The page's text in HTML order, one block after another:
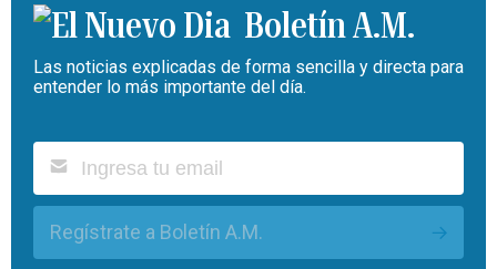
Boletín A.M.
Las noticias explicadas de forma sencilla y directa para
entender lo más importante del día.
Regístrate a Boletín A.M.